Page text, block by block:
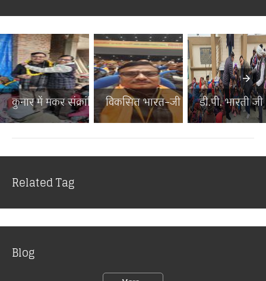
कुनार में मकर संक्रांति पर...विकसित भारत–जी राम जी जनज...
डी.पी. भारती
Related Tag
Blog